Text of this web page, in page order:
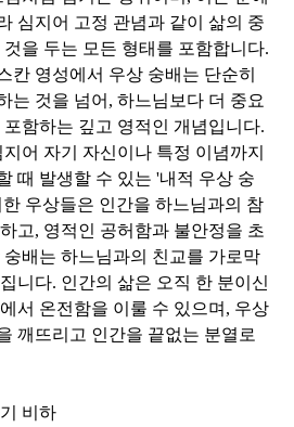
심지어 고정 관념과 같이 삶의 중
을 두는 모든 형태를 포함합니다.
칸 영성에서 우상 숭배는 단순히
는 것을 넘어 ,하느님보다 더 중요
함하는 깊고 영적인 개념입니다.
지어 자기 자신이나 특정 이념까지
때 발생할 수 있는'내적 우상 숭
한 우상들은 인간을 하느님과의 참
고, 영적인 공허함과 불안정을 초
숭배는 하느님과의 친교를 가로막
니다. 인간의 삶은 오직 한 분이신
서 온전함을 이룰 수 있으며 , 우상
깨뜨리고 인간을 끝없는 분열로
비하